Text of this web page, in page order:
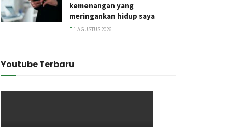
kemenangan yang
meringankan hidup saya
1 AGUSTUS 2026
Youtube Terbaru